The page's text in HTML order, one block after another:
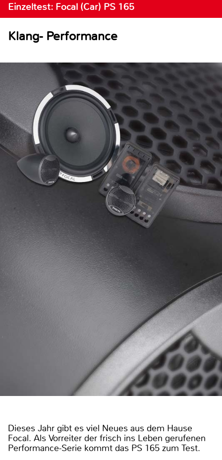
Einzeltest: Focal (Car) PS 165
Klang- Performance
Dieses Jahr gibt es viel Neues aus dem Hause
Focal. Als Vorreiter der frisch ins Leben gerufenen
Performance-Serie kommt das PS 165 zum Test.